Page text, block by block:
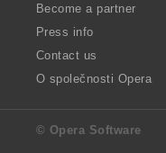
Become a partner
Press info
Contact us
O společnosti Opera
© Opera Software